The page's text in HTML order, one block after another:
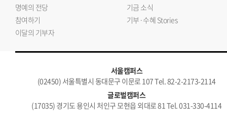
명예의 전당
기금 소식
참여하기
기부·수혜 Stories
이달의 기부자
서울캠퍼스
(02450) 서울특별시 동대문구 이문로 107 Tel. 82-2-2173-2114
글로벌캠퍼스
(17035) 경기도 용인시 처인구 모현읍 외대로 81 Tel. 031-330-4114